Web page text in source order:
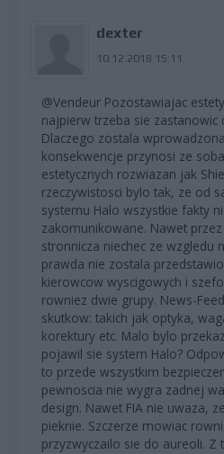
dexter
10.12.2018 15:11
@Vendeur Pozostawiajac
najpierw trzeba sie zastanowic
Dlaczego zostala
konsekwencje przynosi ze
estetycznych rozwiazan jak
rzeczywistosci bylo tak, ze od
systemu Halo wszystkie fakty
zakomunikowane. Nawet
stronnicza niechec ze wzgledu
prawda nie zostala
kierowcow wyscigowych i
rowniez dwie grupy. News-
skutkow: takich jak optyka,
korektury etc. Malo bylo
pojawil sie system Halo?
to przede wszystkim
pewnoscia nie wygra zadnej
design. Nawet FIA nie uwaza,
pieknie. Szczerze mowiac
przyzwyczailo sie do aureoli. Z